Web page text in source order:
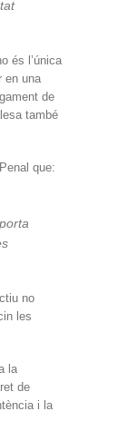
és l’única
en una
de
també
que:
no
les
la
de
i la